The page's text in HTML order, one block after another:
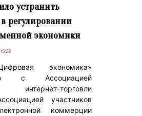
устранить
регулировании
экономики
экономика»
с Ассоциацией
интернет-торговли
участников
коммерции